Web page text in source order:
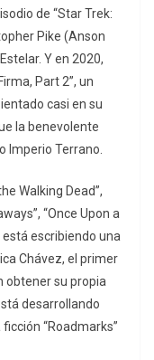
de “Star Trek:
Pike (Anson
Y en 2020,
Part 2”, un
casi en su
la benevolente
Imperio Terrano.
Walking Dead”,
“Once Upon a
escribiendo una
Chávez, el primer
obtener su propia
desarrollando
“Roadmarks”